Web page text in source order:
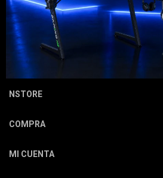
NEWSLETTER
¡Suscribite y recibí todas
NSTORE
COMPRA
MI CUENTA
Movilidad
Marcas